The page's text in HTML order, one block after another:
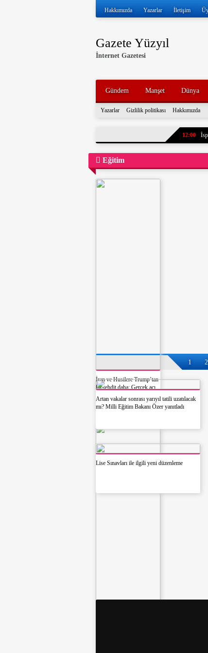
Hakkımızda Yazarlar İletişim
Gazete Yüzyıl
İnternet Gazetesi
Gündem Manşet Dünya
Yazarlar Gizlilik politikası Hakkımızda
12:00
Eğitim
İran ve Husilere Trump’tan
bir tehdit daha: Gerçek acı
henüz gelmedi
1 2
Artan vakalar sonrası yarıyıl tatili uzatılacak
mı? Milli Eğitim Bakanı Özer yanıtladı
Lise Sınavları ile ilgili yeni düzenleme